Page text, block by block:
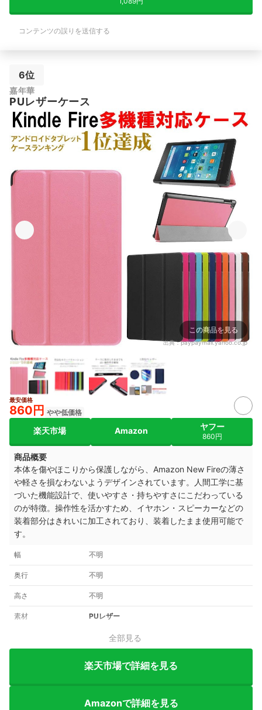
コンテンツの誤りを送信する
6位
嘉年華
PUレザーケース
この商品を見る
出典：paypaymall.yahoo.co.jp
最安価格
860円 やや低価格
楽天市場 Amazon ヤフー
860円
商品概要
本体を傷やほこりから保護しながら、Amazon New Fireの薄さ
や軽さを損なわないようデザインされています。人間工学に基
づいた機能設計で、使いやすさ・持ちやすさにこだわっている
のが特徴。操作性を活かすため、イヤホン・スピーカーなどの
装着部分はきれいに加工されており、装着したまま使用可能で
す。
幅 不明
奥行 不明
高さ 不明
素材 PUレザー
全部見る
楽天市場で詳細を見る
Amazonで詳細を見る